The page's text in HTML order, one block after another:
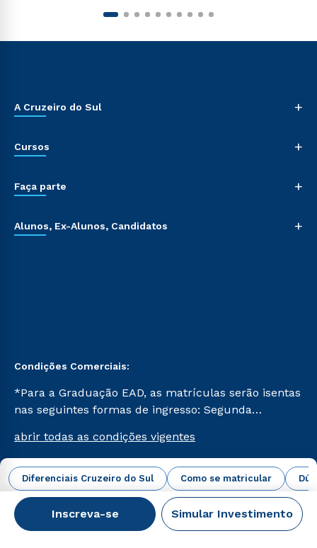
Diferenciais Cruzeiro do Sul Como se matricular
Inscreva-se Simular Investimento
A Cruzeiro do Sul +
Cursos +
Faça parte +
Alunos, Ex-Alunos, Candidatos +
Condições Comerciais:
*Para a Graduação EAD, as matrículas serão isentas
nas seguintes formas de ingresso: Segunda
Já para as demais, a taxa de matrícula será de R$
49. *Para a Pós-graduação EAD, as ofertas
mencionadas são referentes aos cursos: Ensino
Religioso, Geografia para a Docência e Metodologia
do Ensino de História: Questões Atuais.
abrir todas as condições vigentes
Campus Virtual Cruzeiro do Sul Educacional © 2026 -
Todos os direitos reservados.
CNPJ: 62.984.091/0001-02